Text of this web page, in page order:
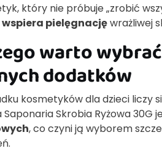
który nie próbuje „zrobić
wspiera pielęgnacjęwrażliwej
warto
dodatków
kosmetyków dla dzieci liczy
Saponaria Skrobia Ryżowa 30G
, co czyni ją wyborem